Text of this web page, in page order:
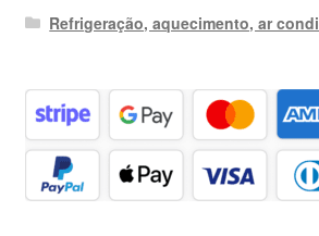
Refrigeração, aquecimento, ar